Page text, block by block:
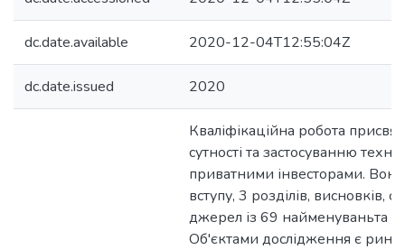
dc.date.available 2020-12-04T12:55:04Z
dc.date.issued 2020
Кваліфікаційна робота
сутності та застосуванню
приватними інвесторами. Вона
вступу, 3 розділів, висновків,
джерел із 69 найменуваньта 3
Об'єктами дослідження є